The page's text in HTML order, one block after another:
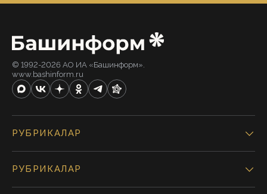
© 1992-2026 АО ИА «Башинформ».
www.bashinform.ru
РУБРИКАЛАР
РУБРИКАЛАР